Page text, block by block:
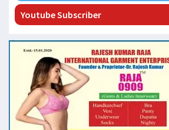
Youtube Subscriber